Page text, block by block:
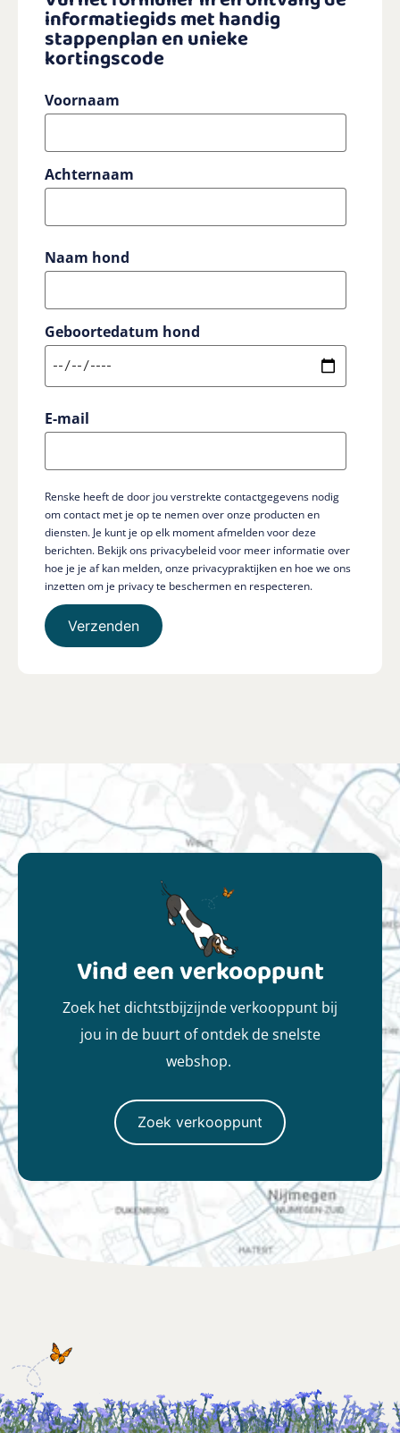
informatiegids met handig
stappenplan en unieke
kortingscode
Voornaam
Achternaam
Naam hond
Geboortedatum hond
E-mail
Renske heeft de door jou verstrekte contactgegevens nodig
om contact met je op te nemen over onze producten en
diensten. Je kunt je op elk moment afmelden voor deze
berichten. Bekijk ons privacybeleid voor meer informatie over
hoe je je af kan melden, onze privacypraktijken en hoe we ons
inzetten om je privacy te beschermen en respecteren.
Vind een verkooppunt
Zoek het dichtstbijzijnde verkooppunt bij
jou in de buurt of ontdek de snelste
webshop.
Zoek verkooppunt